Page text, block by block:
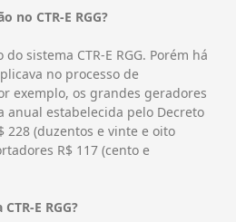
no CTR-E RGG?
sistema CTR-E RGG. Porém há
no processo de
exemplo, os grandes geradores
anual estabelecida pelo Decreto
228 (duzentos e vinte e oito
R$ 117 (cento e
E RGG?